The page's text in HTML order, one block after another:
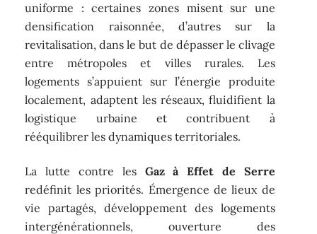
uniforme : certaines zones misent sur une
densification raisonnée, d’autres sur la
revitalisation, dans le but de dépasser le clivage
entre métropoles et villes rurales. Les
logements s’appuient sur l’énergie produite
localement, adaptent les réseaux, fluidifient la
logistique urbaine et contribuent à
rééquilibrer les dynamiques territoriales.
La lutte contre les Gaz à Effet de Serre
redéfinit les priorités. Émergence de lieux de
vie partagés, développement des logements
intergénérationnels, ouverture des